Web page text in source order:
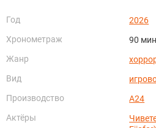
Год
2026
Хронометраж
90
Жанр
Вид
Производство
A24
Актёры